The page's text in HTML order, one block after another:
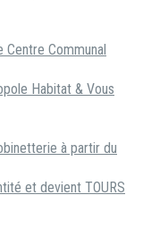
Communal
Habitat & Vous
à partir du
et devient TOURS